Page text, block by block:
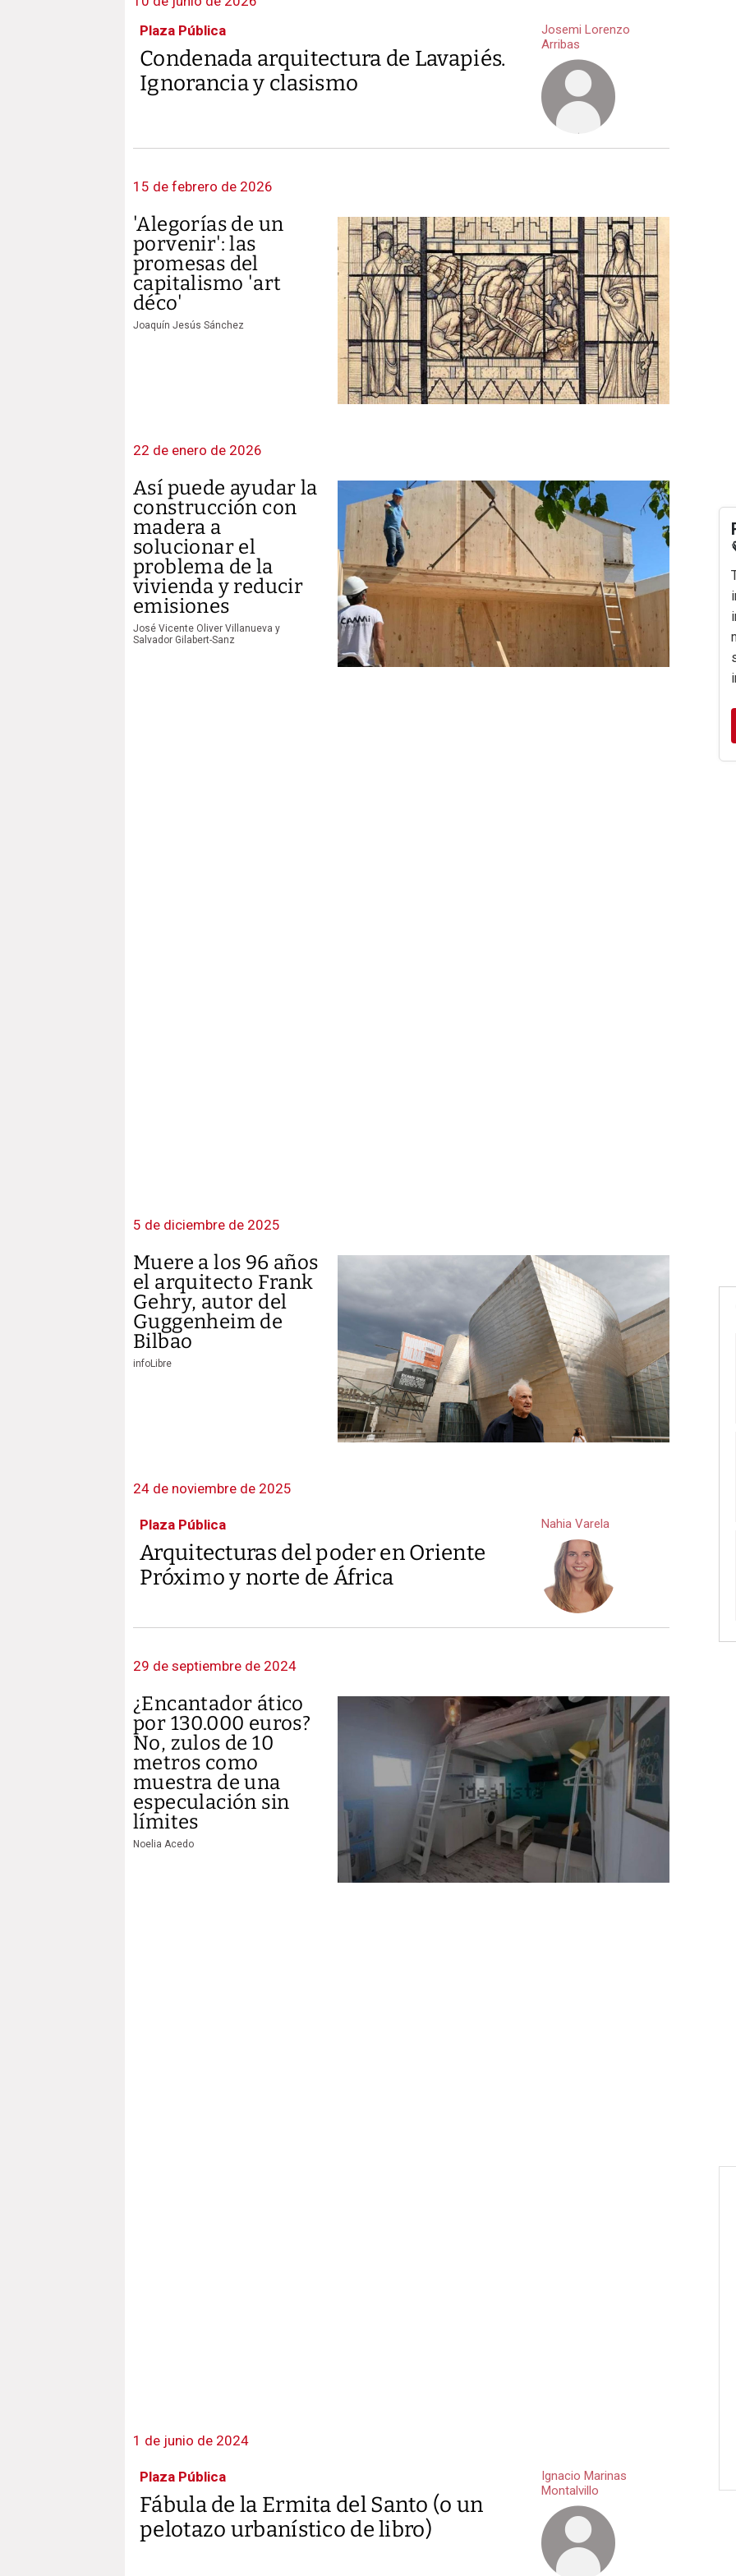
Plaza Pública
Condenada arquitectura de Lavapiés.
Ignorancia y clasismo
Josemi Lorenzo
Arribas
15 de febrero de 2026
'Alegorías de un
porvenir': las
promesas del
capitalismo 'art
déco'
Joaquín Jesús Sánchez
22 de enero de 2026
Así puede ayudar la
construcción con
madera a
solucionar el
problema de la
vivienda y reducir
emisiones
José Vicente Oliver Villanueva y
Salvador Gilabert-Sanz
5 de diciembre de 2025
Muere a los 96 años
el arquitecto Frank
Gehry, autor del
Guggenheim de
Bilbao
infoLibre
24 de noviembre de 2025
Plaza Pública
Arquitecturas del poder en Oriente
Próximo y norte de África
Nahia Varela
29 de septiembre de 2024
¿Encantador ático
por 130.000 euros?
No, zulos de 10
metros como
muestra de una
especulación sin
límites
Noelia Acedo
1 de junio de 2024
Plaza Pública
Fábula de la Ermita del Santo (o un
pelotazo urbanístico de libro)
Ignacio Marinas
Montalvillo